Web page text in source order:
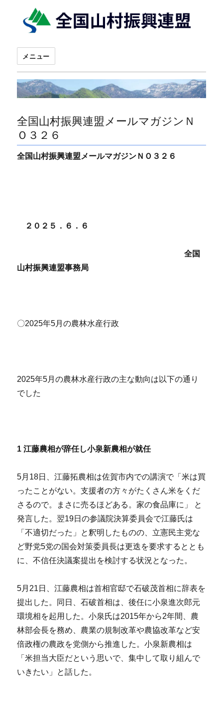
メニュー
全国山村振興連盟メールマガジンＮ
Ｏ３２６
全国山村振興連盟メールマガジンＮＯ３２６
２０２５．６．６
全国
山村振興連盟事務局
〇2025年5月の農林水産行政
2025年5月の農林水産行政の主な動向は以下の通り
でした
1江藤農相が辞任し小泉新農相が就任
5月18日、江藤拓農相は佐賀市内での講演で「米は買
ったことがない。支援者の方々がたくさん米をくだ
さるので。まさに売るほどある。家の食品庫に」 と
発言した。翌19日の参議院決算委員会で江藤氏は
「不適切だった」と釈明したものの、立憲民主党な
ど野党5党の国会対策委員長は更迭を要求するととも
に、不信任決議案提出を検討する状況となった。
5月21日、江藤農相は首相官邸で石破茂首相に辞表を
提出した。同日、石破首相は、後任に小泉進次郎元
環境相を起用した。小泉氏は2015年から2年間、農
林部会長を務め、農業の規制改革や農協改革など安
倍政権の農政を党側から推進した。小泉新農相は
「米担当大臣だという思いで、集中して取り組んで
いきたい」と話した。